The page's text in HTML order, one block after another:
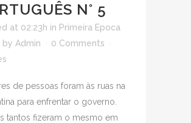
N° 5
at 02:23h in Primeira Epoca
by Admin
0 Comments
de pessoas foram às ruas na
para enfrentar o governo.
tantos fizeram o mesmo em